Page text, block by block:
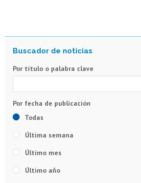
Por título o palabra clave
Todas
Última semana
Último mes
Último año